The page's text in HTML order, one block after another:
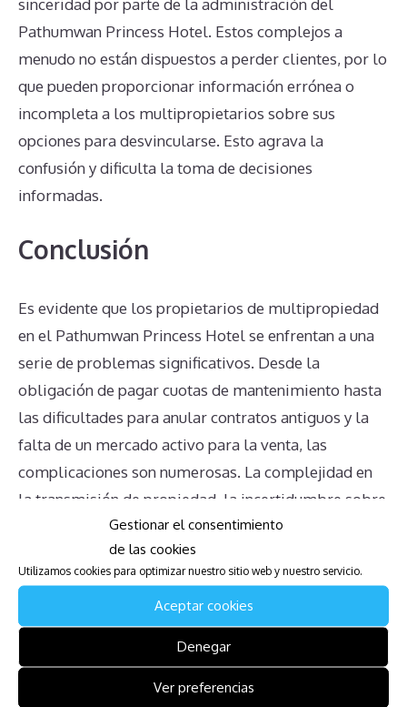
Gestionar el consentimiento
de las cookies
Utilizamos cookies para optimizar nuestro sitio web y nuestro servicio.
Aceptar cookies
Denegar
Ver preferencias
Pathumwan Princess Hotel. Estos complejos a
menudo no están dispuestos a perder clientes, por lo
que pueden proporcionar información errónea o
incompleta a los multipropietarios sobre sus
opciones para desvincularse. Esto agrava la
confusión y dificulta la toma de decisiones
informadas.
Conclusión
Es evidente que los propietarios de multipropiedad
en el Pathumwan Princess Hotel se enfrentan a una
serie de problemas significativos. Desde la
obligación de pagar cuotas de mantenimiento hasta
las dificultades para anular contratos antiguos y la
falta de un mercado activo para la venta, las
complicaciones son numerosas. La complejidad en
la transmisión de propiedad, la incertidumbre sobre
los derechos de los propietarios y el impacto en las
herencias solo añaden a la problemática.
Finalmente, la falta de información clara por parte
de la administración agrava aún más la situación.
Entender estos desafíos es clave para buscar
soluciones adecuadas y tomar decisiones